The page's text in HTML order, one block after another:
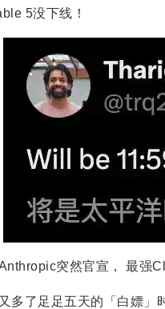
5没下线！
突然官宣， 最强
多了足足五天的「白嫖」